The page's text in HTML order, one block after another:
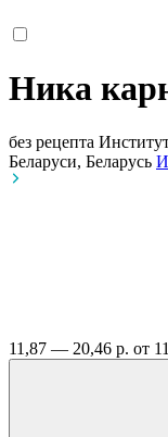
Ника
без рецепта
Беларуси, Беларусь
11,87 — 20,46 р. от